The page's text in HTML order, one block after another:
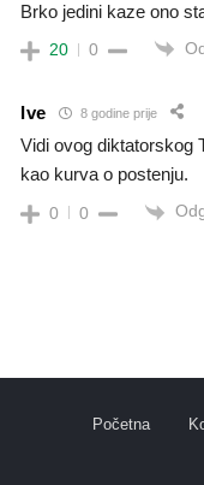
Brko jedini kaze ono
20 0
Ive 8 godine prije
Vidi ovog diktatorskog
kao kurva o postenju.
0 0
Početna